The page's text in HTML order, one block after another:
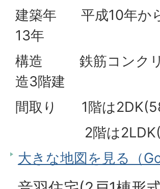
建築年 平成10年か
13年
構造 鉄筋コンクリ
造3階建
間取り 1階は
2階は
大きな地図を見る（